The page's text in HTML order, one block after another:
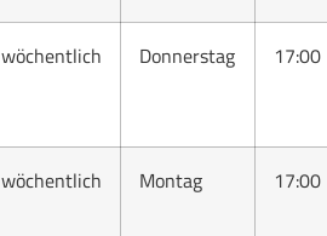
wöchentlich Donnerstag 17:00
wöchentlich Montag 17:00